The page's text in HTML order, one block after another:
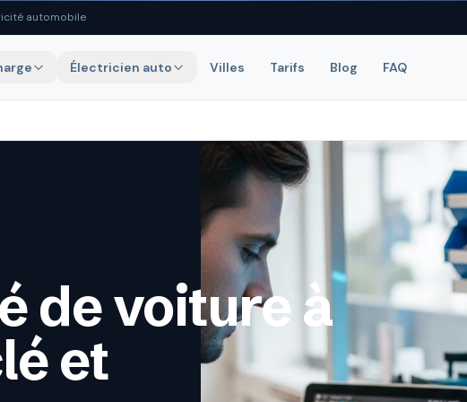
automobile
Électricien auto Villes Tarifs Blog FAQ
de voiture à
et